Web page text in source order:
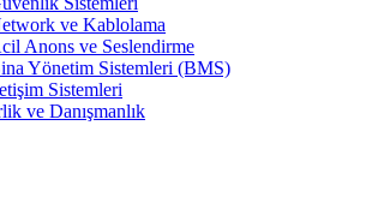
ve Kablolama
Anons ve Seslendirme
Yönetim Sistemleri (BMS)
Sistemleri
ve Danışmanlık